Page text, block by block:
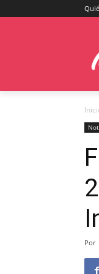
Por